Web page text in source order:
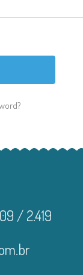
/ 2.419